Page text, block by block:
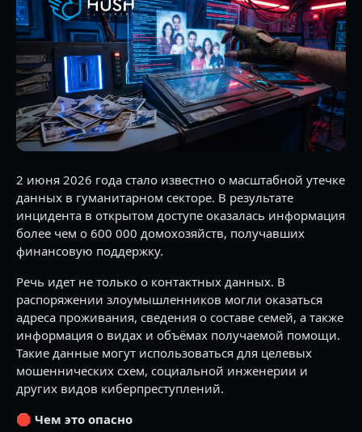
2 июня 2026 года стало известно о масштабной утечке
данных в гуманитарном секторе. В результате
инцидента в открытом доступе оказалась информация
более чем о 600 000 домохозяйств, получавших
финансовую поддержку.
Речь идет не только о контактных данных. В
распоряжении злоумышленников могли оказаться
адреса проживания, сведения о составе семей, а также
информация о видах и объёмах получаемой помощи.
Такие данные могут использоваться для целевых
мошеннических схем, социальной инженерии и
других видов киберпреступлений.
🛑 Чем это опасно